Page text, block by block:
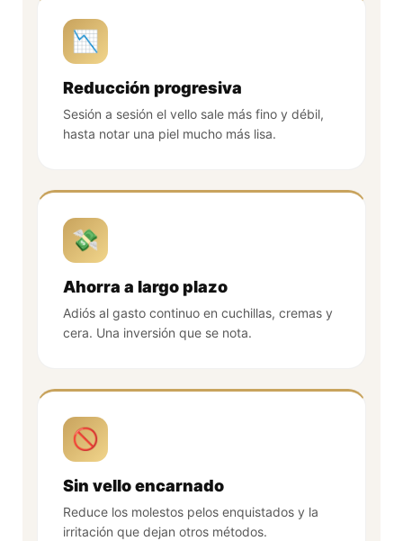
📉
Reducción progresiva
Sesión a sesión el vello sale más fino y débil,
hasta notar una piel mucho más lisa.
💸
Ahorra a largo plazo
Adiós al gasto continuo en cuchillas, cremas y
cera. Una inversión que se nota.
🚫
Sin vello encarnado
Reduce los molestos pelos enquistados y la
irritación que dejan otros métodos.